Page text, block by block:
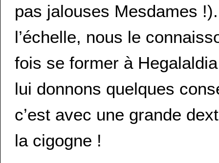
pas jalouses Mesdames
l’échelle, nous le
fois se former à
lui donnons quelques
c’est avec une grande
la cigogne !